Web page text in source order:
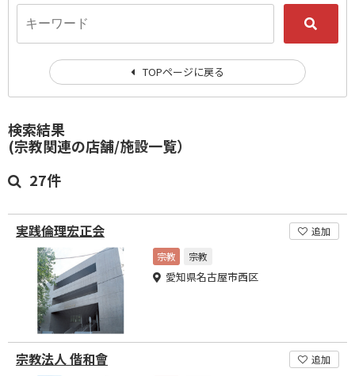
検索結果
(宗教関連の店舗/施設一覧）
27件
実践倫理宏正会
追加
宗教
宗教
愛知県名古屋市西区
宗教法人 偕和會
追加
TOPページに戻る